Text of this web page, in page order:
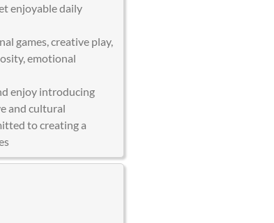
enjoyable daily
games, creative play,
emotional
enjoy introducing
and cultural
to creating a